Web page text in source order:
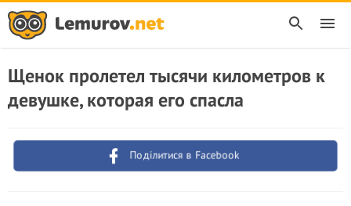
Щенок пролетел тысячи километров к
девушке, которая его спасла
Поділитися в Facebook